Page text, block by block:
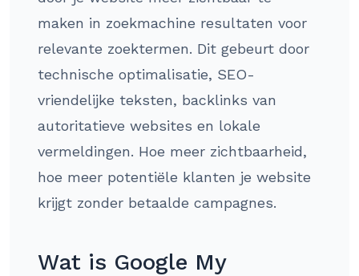
maken in zoekmachine resultaten voor
relevante zoektermen. Dit gebeurt door
technische optimalisatie, SEO-
vriendelijke teksten, backlinks van
autoritatieve websites en lokale
vermeldingen. Hoe meer zichtbaarheid,
hoe meer potentiële klanten je website
krijgt zonder betaalde campagnes.
Wat is Google My